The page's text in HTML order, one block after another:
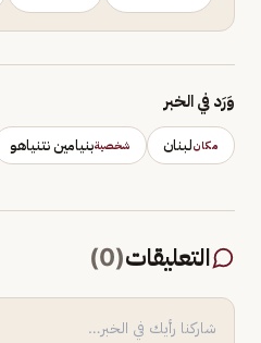
وَرَد في الخبر
مكانلبنان شخصيةبنيامين نتنياهو
التعليقات(
0
)